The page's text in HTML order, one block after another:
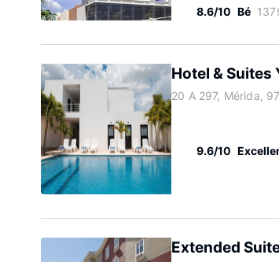
8.6/10 Bé
Hotel & Suites
20 A 297, Mérida,
9.6/10
Extended